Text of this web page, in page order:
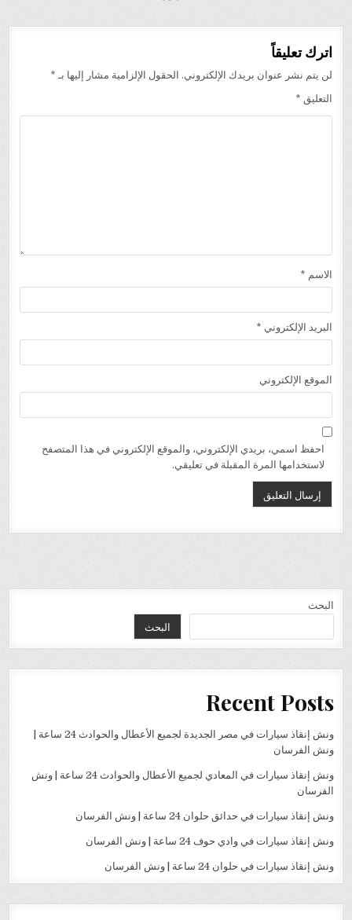
اترك تعليقاً
لن يتم نشر عنوان بريدك الإلكتروني. الحقول الإلزامية مشار إليها بـ *
التعليق *
الاسم *
البريد الإلكتروني *
الموقع الإلكتروني
احفظ اسمي، بريدي الإلكتروني، والموقع الإلكتروني في هذا المتصفح
لاستخدامها المرة المقبلة في تعليقي.
البحث
البحث
Recent Posts
ونش إنقاذ سيارات في مصر الجديدة لجميع الأعطال والحوادث 24 ساعة |
ونش الفرسان
ونش إنقاذ سيارات في المعادي لجميع الأعطال والحوادث 24 ساعة | ونش
الفرسان
ونش إنقاذ سيارات في حدائق حلوان 24 ساعة | ونش الفرسان
ونش إنقاذ سيارات في وادي حوف 24 ساعة | ونش الفرسان
ونش إنقاذ سيارات في حلوان 24 ساعة | ونش الفرسان